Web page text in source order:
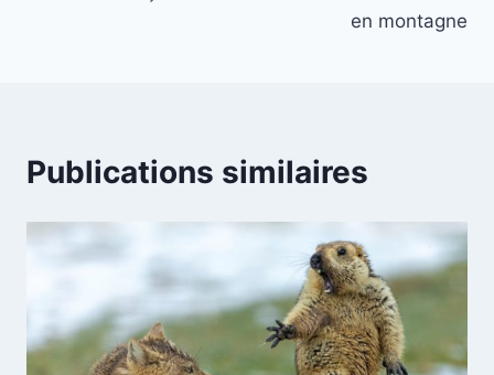
en montagne
Publications similaires